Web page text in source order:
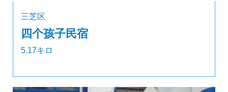
三芝区
四个孩子民宿
5.17キロ